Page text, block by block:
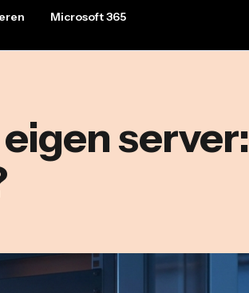
Microsoft 365
server: